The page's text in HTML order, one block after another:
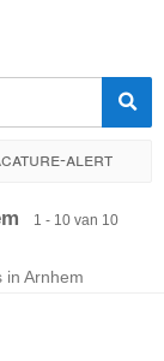
alert
dienstverband
1 - 10 van 10
in Arnhem